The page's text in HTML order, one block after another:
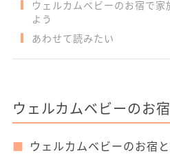
ウェルカムベビーのお宿で
よう
あわせて読みたい
ウェルカムベビーのお
ウェルカムベビーのお宿